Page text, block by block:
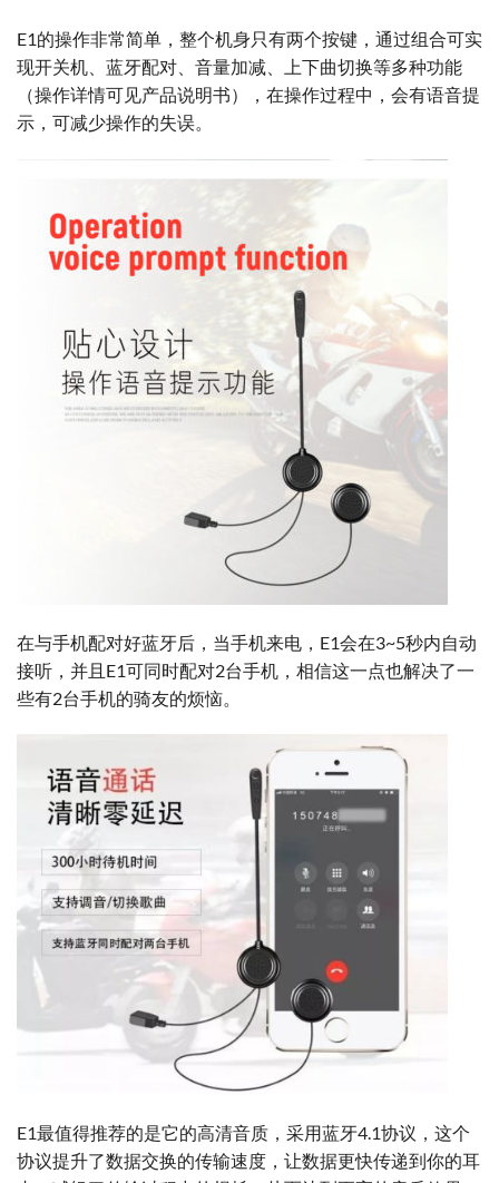
E1的操作非常简单，整个机身只有两个按键，通过组合可实
现开关机、蓝牙配对、音量加减、上下曲切换等多种功能
（操作详情可见产品说明书），在操作过程中，会有语音提
示，可减少操作的失误。
在与手机配对好蓝牙后，当手机来电，E1会在3~5秒内自动
接听，并且E1可同时配对2台手机，相信这一点也解决了一
些有2台手机的骑友的烦恼。
E1最值得推荐的是它的高清音质，采用蓝牙4.1协议，这个
协议提升了数据交换的传输速度，让数据更快传递到你的耳